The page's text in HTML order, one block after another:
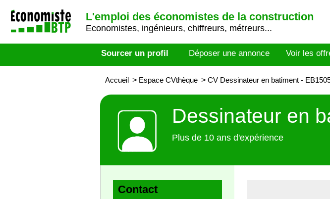
L'emploi des économistes de la construction
Economistes, ingénieurs, chiffreurs, métreurs...
Sourcer un profil Déposer une annonce Voir les
Accueil > Espace CVthèque > CV Dessinateur en batiment -
Dessinateur en
Plus de 10 ans d'expérience
Contact